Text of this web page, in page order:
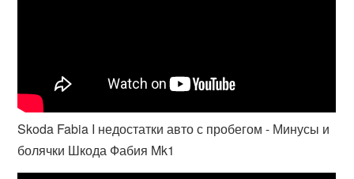
Skoda Fabia I недостатки авто с пробегом - Минусы и
болячки Шкода Фабия Mk1